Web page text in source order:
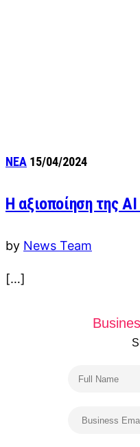
ΝΕΑ 15/04/2024
Η αξιοποίηση της
by News Team
[…]